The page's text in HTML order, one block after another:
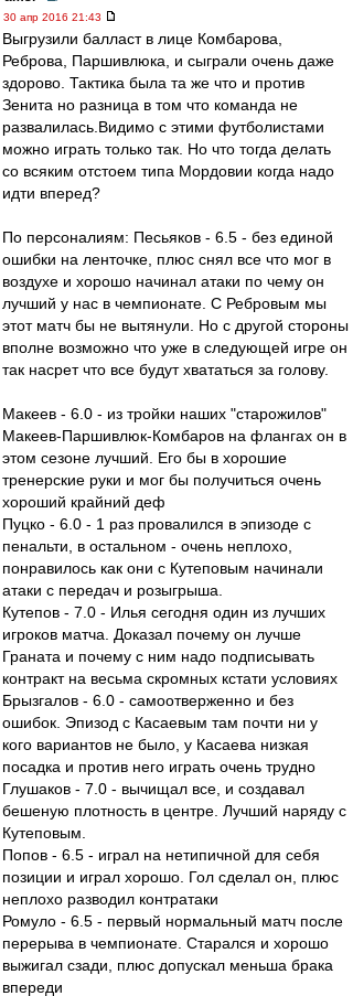
30 апр 2016 21:43
Выгрузили балласт в лице Комбарова,
Реброва, Паршивлюка, и сыграли очень даже
здорово. Тактика была та же что и против
Зенита но разница в том что команда не
развалилась.Видимо с этими футболистами
можно играть только так. Но что тогда делать
со всяким отстоем типа Мордовии когда надо
идти вперед?
По персоналиям: Песьяков - 6.5 - без единой
ошибки на ленточке, плюс снял все что мог в
воздухе и хорошо начинал атаки по чему он
лучший у нас в чемпионате. С Ребровым мы
этот матч бы не вытянули. Но с другой стороны
вполне возможно что уже в следующей игре он
так насрет что все будут хвататься за голову.
Макеев - 6.0 - из тройки наших "старожилов"
Макеев-Паршивлюк-Комбаров на флангах он в
этом сезоне лучший. Его бы в хорошие
тренерские руки и мог бы получиться очень
хороший крайний деф
Пуцко - 6.0 - 1 раз провалился в эпизоде с
пенальти, в остальном - очень неплохо,
понравилось как они с Кутеповым начинали
атаки с передач и розыгрыша.
Кутепов - 7.0 - Илья сегодня один из лучших
игроков матча. Доказал почему он лучше
Граната и почему с ним надо подписывать
контракт на весьма скромных кстати условиях
Брызгалов - 6.0 - самоотверженно и без
ошибок. Эпизод с Касаевым там почти ни у
кого вариантов не было, у Касаева низкая
посадка и против него играть очень трудно
Глушаков - 7.0 - вычищал все, и создавал
бешеную плотность в центре. Лучший наряду с
Кутеповым.
Попов - 6.5 - играл на нетипичной для себя
позиции и играл хорошо. Гол сделал он, плюс
неплохо разводил контратаки
Ромуло - 6.5 - первый нормальный матч после
перерыва в чемпионате. Старался и хорошо
выжигал сзади, плюс допускал меньша брака
впереди